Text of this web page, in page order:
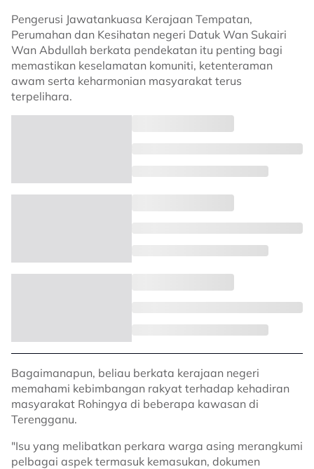
Pengerusi Jawatankuasa Kerajaan Tempatan,
Perumahan dan Kesihatan negeri Datuk Wan Sukairi
Wan Abdullah berkata pendekatan itu penting bagi
memastikan keselamatan komuniti, ketenteraman
awam serta keharmonian masyarakat terus
terpelihara.
Bagaimanapun, beliau berkata kerajaan negeri
memahami kebimbangan rakyat terhadap kehadiran
masyarakat Rohingya di beberapa kawasan di
Terengganu.
"Isu yang melibatkan perkara warga asing merangkumi
pelbagai aspek termasuk kemasukan, dokumen